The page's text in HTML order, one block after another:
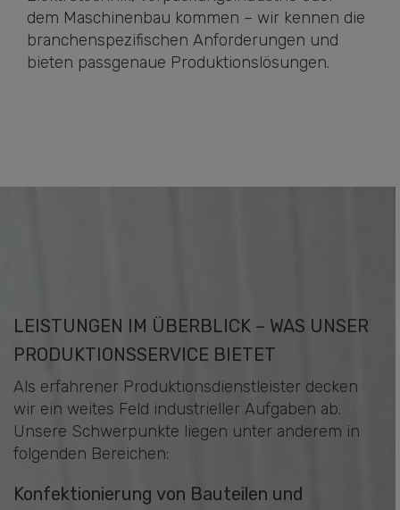
dem Maschinenbau kommen – wir kennen die
branchenspezifischen Anforderungen und
bieten passgenaue Produktionslösungen.
LEISTUNGEN IM ÜBERBLICK – WAS UNSER
PRODUKTIONSSERVICE BIETET
Als erfahrener Produktionsdienstleister decken
wir ein weites Feld industrieller Aufgaben ab.
Unsere Schwerpunkte liegen unter anderem in
folgenden Bereichen:
Konfektionierung von Bauteilen und